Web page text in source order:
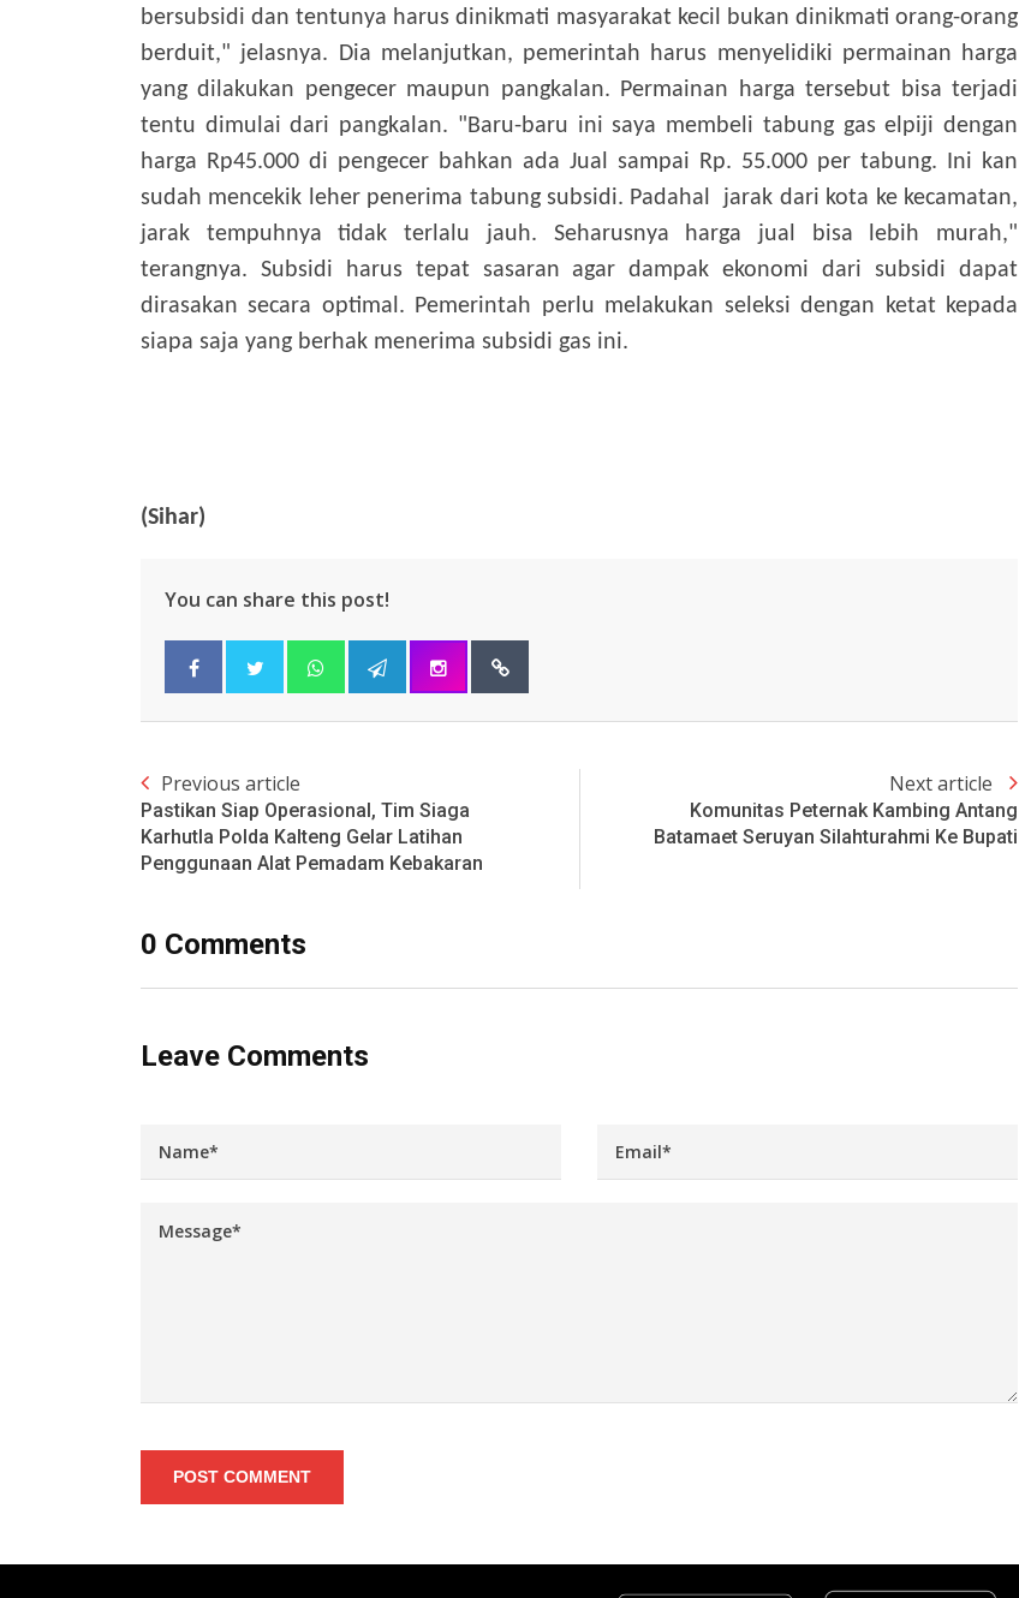
bersubsidi dan tentunya harus dinikmati masyarakat kecil bukan dinikmati orang-orang
berduit," jelasnya. Dia melanjutkan, pemerintah harus menyelidiki permainan harga
yang dilakukan pengecer maupun pangkalan. Permainan harga tersebut bisa terjadi
tentu dimulai dari pangkalan. "Baru-baru ini saya membeli tabung gas elpiji dengan
harga Rp45.000 di pengecer bahkan ada Jual sampai Rp. 55.000 per tabung. Ini kan
sudah mencekik leher penerima tabung subsidi. Padahal jarak dari kota ke kecamatan,
jarak tempuhnya tidak terlalu jauh. Seharusnya harga jual bisa lebih murah,"
terangnya. Subsidi harus tepat sasaran agar dampak ekonomi dari subsidi dapat
dirasakan secara optimal. Pemerintah perlu melakukan seleksi dengan ketat kepada
siapa saja yang berhak menerima subsidi gas ini.
(Sihar)
You can share this post!
Previous article
Pastikan Siap Operasional, Tim Siaga
Karhutla Polda Kalteng Gelar Latihan
Penggunaan Alat Pemadam Kebakaran
Next article
Komunitas Peternak Kambing Antang
Batamaet Seruyan Silahturahmi Ke Bupati
0 Comments
Leave Comments
POST COMMENT